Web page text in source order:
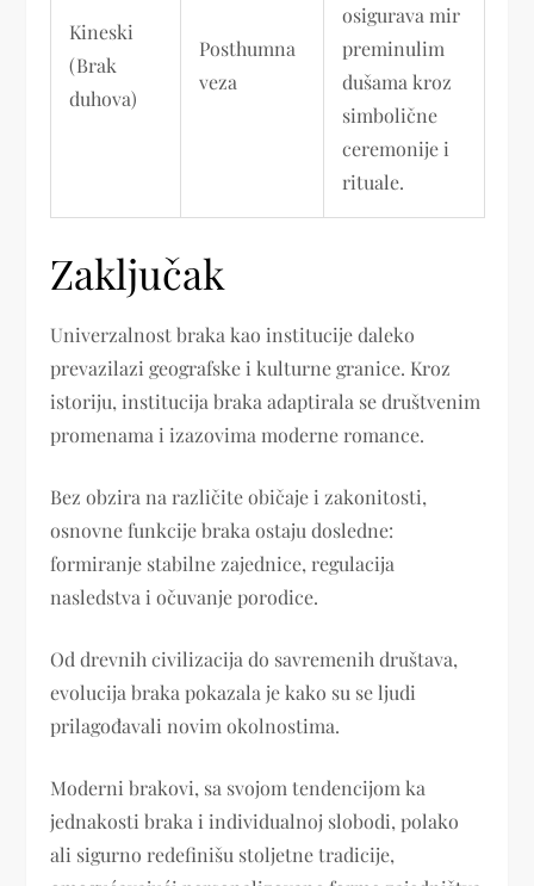
Kineski
(Brak
duhova)
Posthumna
veza
osigurava mir
preminulim
dušama kroz
simbolične
ceremonije i
rituale.
Zaključak
Univerzalnost braka kao institucije daleko
prevazilazi geografske i kulturne granice. Kroz
istoriju, institucija braka adaptirala se društvenim
promenama i izazovima moderne romance.
Bez obzira na različite običaje i zakonitosti,
osnovne funkcije braka ostaju dosledne:
formiranje stabilne zajednice, regulacija
nasledstva i očuvanje porodice.
Od drevnih civilizacija do savremenih društava,
evolucija braka pokazala je kako su se ljudi
prilagođavali novim okolnostima.
Moderni brakovi, sa svojom tendencijom ka
jednakosti braka i individualnoj slobodi, polako
ali sigurno redefinišu stoljetne tradicije,